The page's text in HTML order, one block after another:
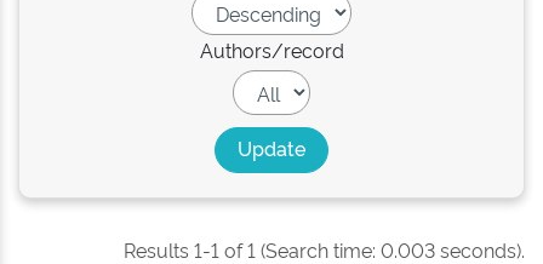
Authors/record
Results 1-1 of 1 (Search time: 0.003 seconds).